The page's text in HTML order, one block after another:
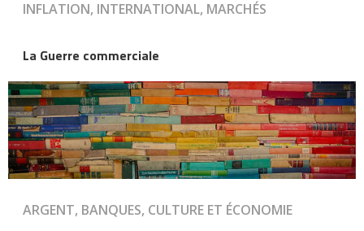
INFLATION, INTERNATIONAL, MARCHÉS
La Guerre commerciale
ARGENT, BANQUES, CULTURE ET ÉCONOMIE